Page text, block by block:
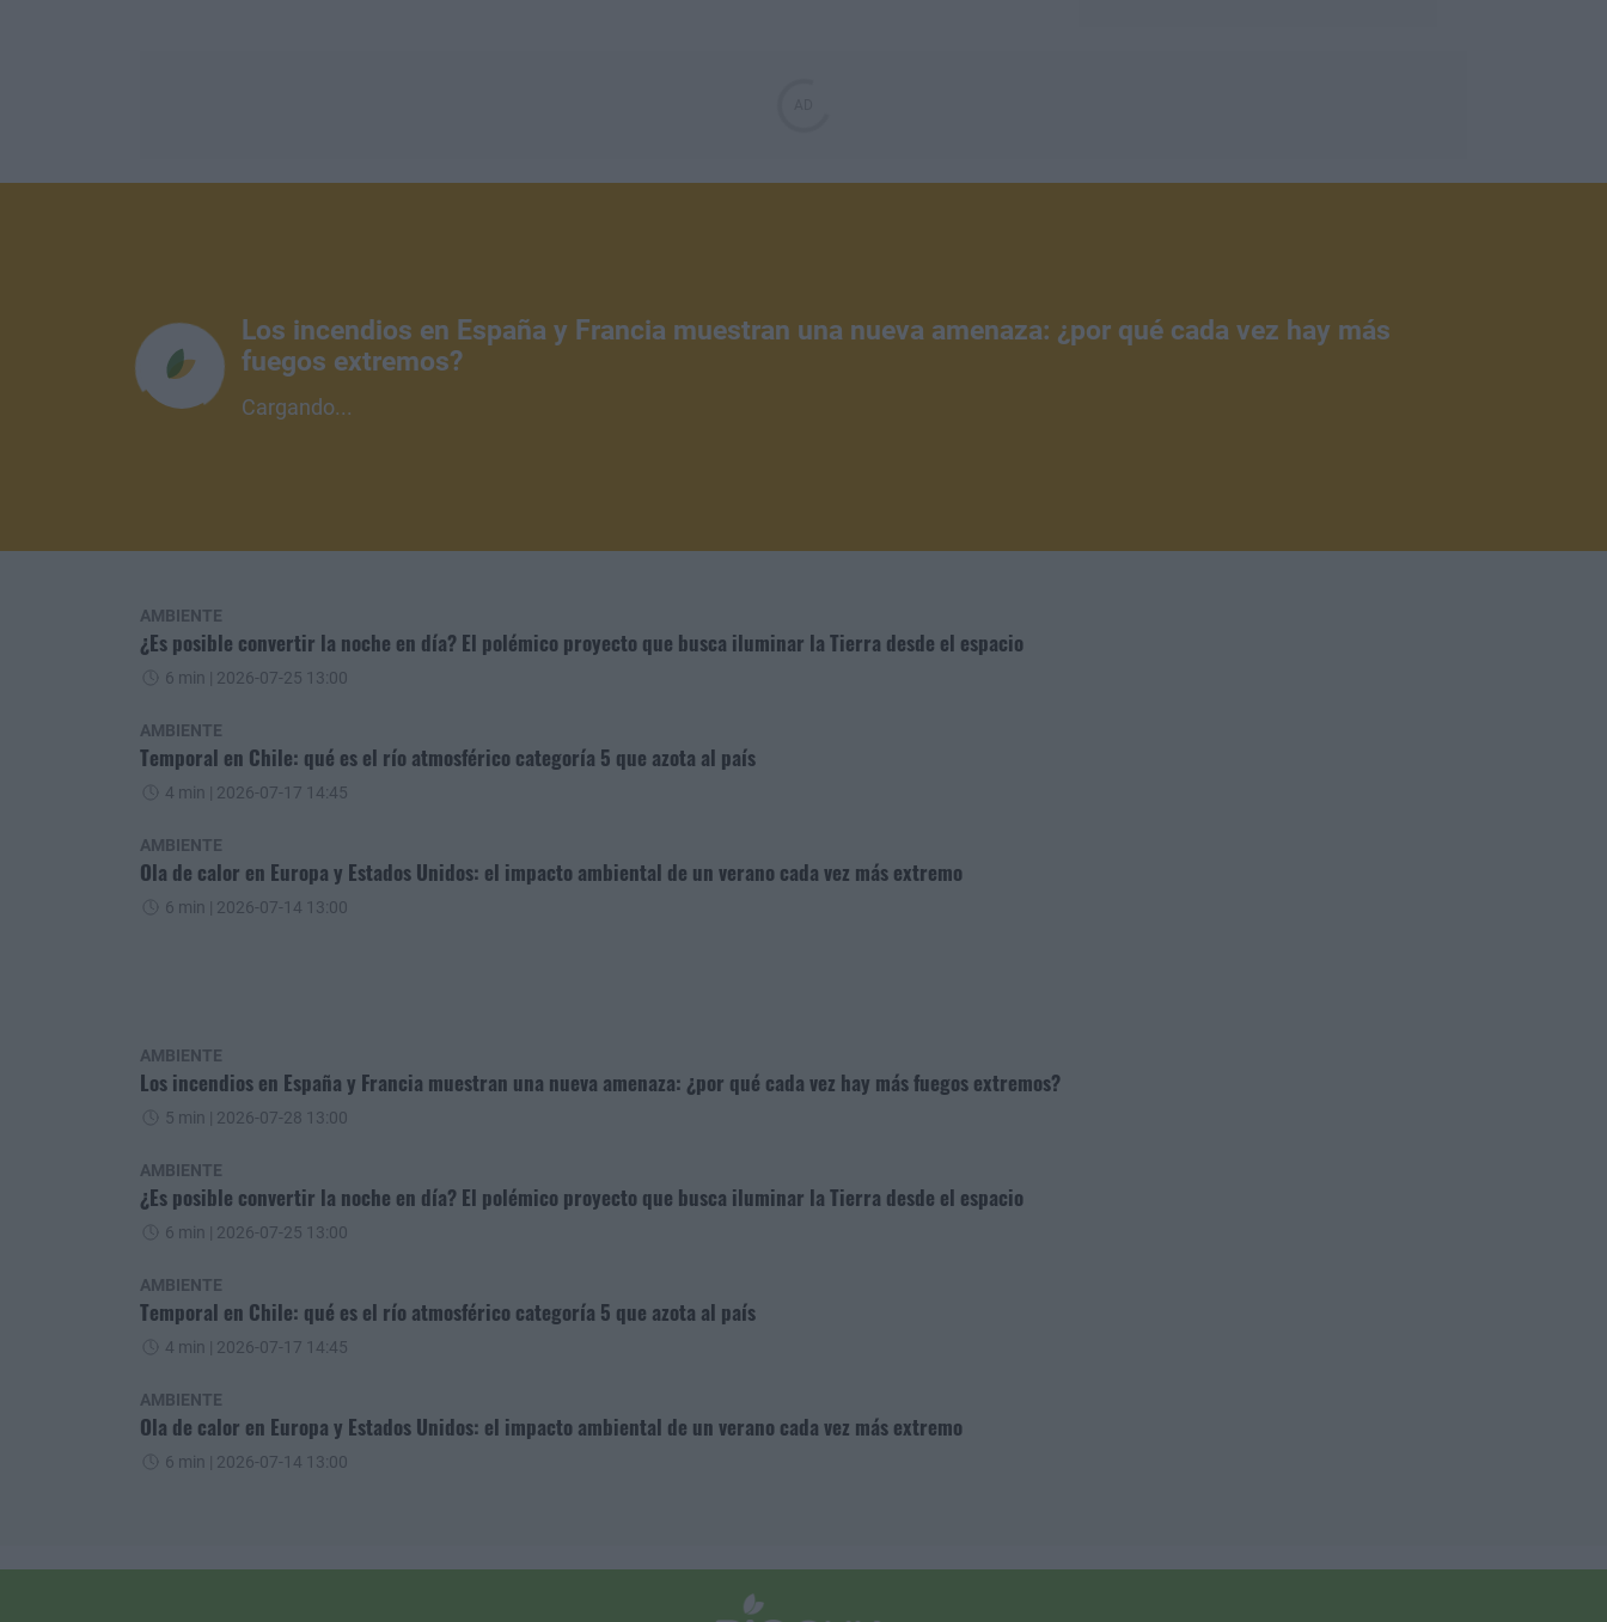
Los incendios en España y Francia muestran una nueva amenaza: ¿por qué cada vez hay más
fuegos extremos?
Cargando...
AMBIENTE
¿Es posible convertir la noche en día? El polémico proyecto que busca iluminar la Tierra desde el espacio
6 min | 2026-07-25 13:00
AMBIENTE
Temporal en Chile: qué es el río atmosférico categoría 5 que azota al país
4 min | 2026-07-17 14:45
AMBIENTE
Ola de calor en Europa y Estados Unidos: el impacto ambiental de un verano cada vez más extremo
6 min | 2026-07-14 13:00
AMBIENTE
Los incendios en España y Francia muestran una nueva amenaza: ¿por qué cada vez hay más fuegos extremos?
5 min | 2026-07-28 13:00
AMBIENTE
¿Es posible convertir la noche en día? El polémico proyecto que busca iluminar la Tierra desde el espacio
6 min | 2026-07-25 13:00
AMBIENTE
Temporal en Chile: qué es el río atmosférico categoría 5 que azota al país
4 min | 2026-07-17 14:45
AMBIENTE
Ola de calor en Europa y Estados Unidos: el impacto ambiental de un verano cada vez más extremo
6 min | 2026-07-14 13:00